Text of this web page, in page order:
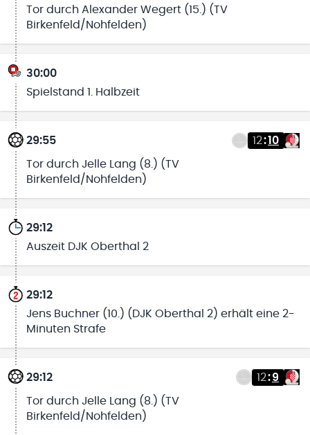
Tor durch Alexander Wegert (15.) (TV
Birkenfeld/Nohfelden)
30:00
Spielstand 1. Halbzeit
29:55 12:10
Tor durch Jelle Lang (8.) (TV
Birkenfeld/Nohfelden)
29:12
Auszeit DJK Oberthal 2
29:12
Jens Buchner (10.) (DJK Oberthal 2) erhält eine 2-
Minuten Strafe
29:12 12:9
Tor durch Jelle Lang (8.) (TV
Birkenfeld/Nohfelden)